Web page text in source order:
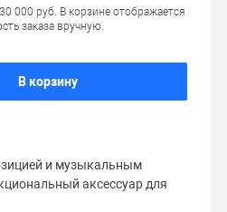
000 руб. В корзине отображается
заказа вручную.
В корзину
и музыкальным
аксессуар для